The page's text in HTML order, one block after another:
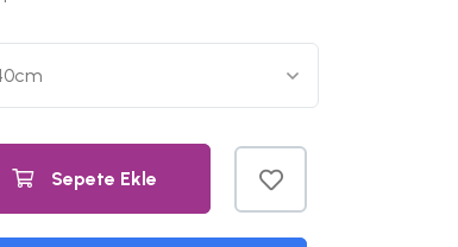
Sepete Ekle